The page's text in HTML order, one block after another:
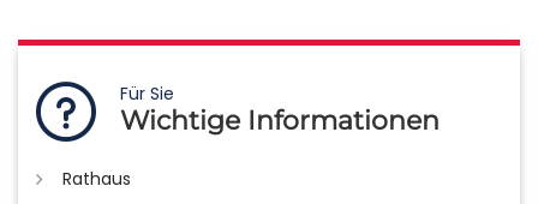
Für Sie
Wichtige Informationen
Rathaus